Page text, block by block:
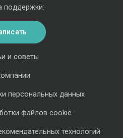
и советы
персональных данных
файлов cookie
технологий
поддержки: